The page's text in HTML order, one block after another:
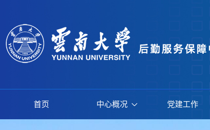
首页 中心概况 党建工作